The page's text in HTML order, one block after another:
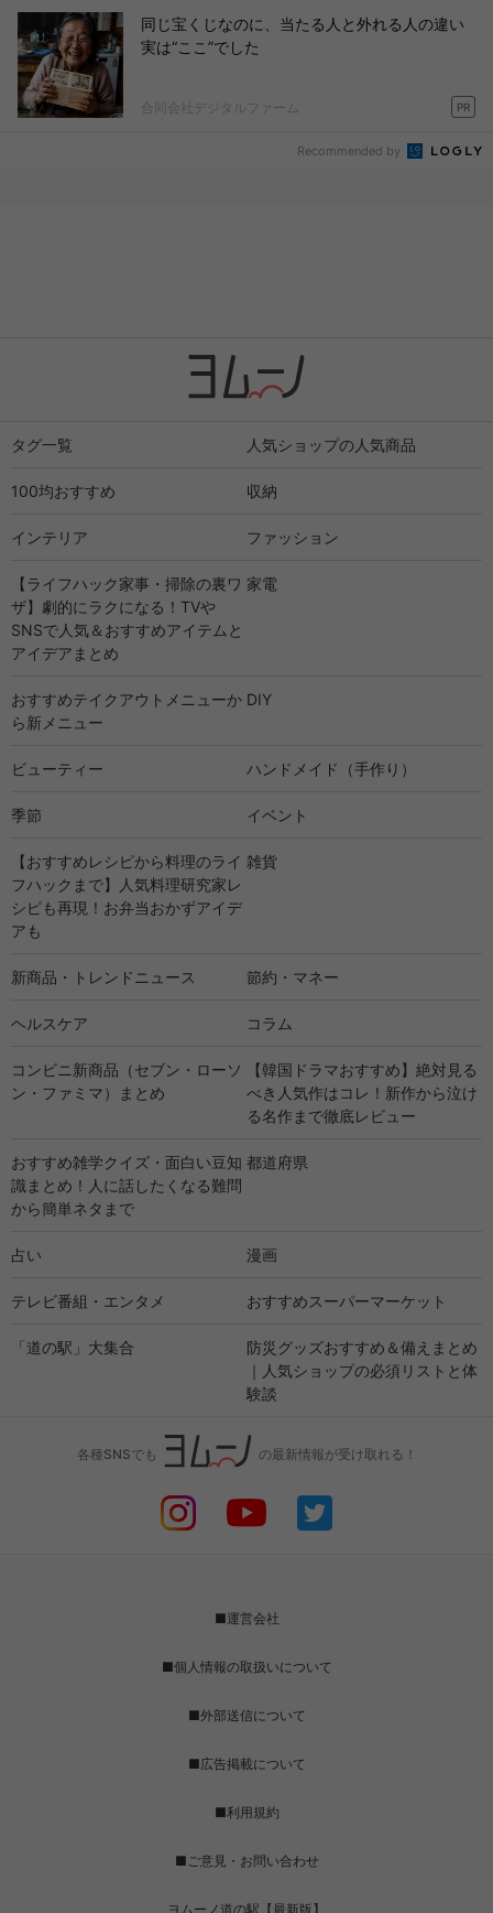
同じ宝くじなのに、当たる人と外れる人の違い
実は“ここ”でした
合同会社デジタルファーム PR
Recommended by
タグ一覧 人気ショップの人気商品
100均おすすめ 収納
インテリア ファッション
【ライフハック家事・掃除の裏ワ
ザ】劇的にラクになる！TVや
SNSで人気＆おすすめアイテムと
アイデアまとめ
家電
おすすめテイクアウトメニューか
ら新メニュー
DIY
ビューティー ハンドメイド（手作り）
季節 イベント
【おすすめレシピから料理のライ
フハックまで】人気料理研究家レ
シピも再現！お弁当おかずアイデ
アも
雑貨
新商品・トレンドニュース 節約・マネー
ヘルスケア コラム
コンビニ新商品（セブン・ローソ
ン・ファミマ）まとめ
【韓国ドラマおすすめ】絶対見る
べき人気作はコレ！新作から泣け
る名作まで徹底レビュー
おすすめ雑学クイズ・面白い豆知
識まとめ！人に話したくなる難問
から簡単ネタまで
都道府県
占い 漫画
テレビ番組・エンタメ おすすめスーパーマーケット
「道の駅」大集合
防災グッズおすすめ＆備えまとめ
｜人気ショップの必須リストと体
験談
各種SNSでも の最新情報が受け取れる！
■運営会社
■個人情報の取扱いについて
■外部送信について
■広告掲載について
■利用規約
■ご意見・お問い合わせ
ヨムーノ道の駅【最新版】